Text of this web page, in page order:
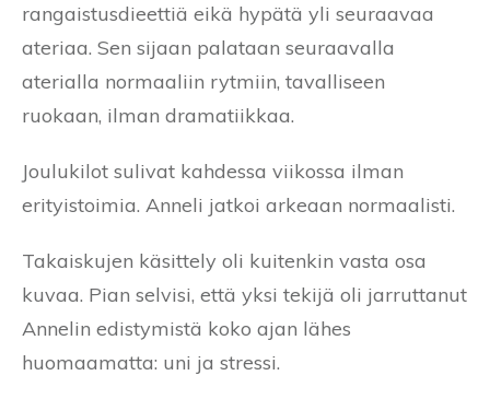
rangaistusdieettiä eikä hypätä yli seuraavaa
ateriaa. Sen sijaan palataan seuraavalla
aterialla normaaliin rytmiin, tavalliseen
ruokaan, ilman dramatiikkaa.
Joulukilot sulivat kahdessa viikossa ilman
erityistoimia. Anneli jatkoi arkeaan normaalisti.
Takaiskujen käsittely oli kuitenkin vasta osa
kuvaa. Pian selvisi, että yksi tekijä oli jarruttanut
Annelin edistymistä koko ajan lähes
huomaamatta: uni ja stressi.